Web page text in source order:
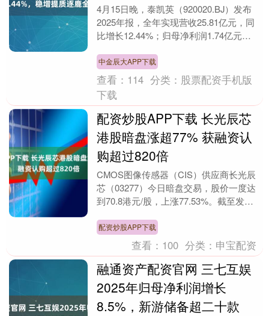
4月15日晚，泰凯英（920020.BJ）发布
2025年报，全年实现营收25.81亿元，同
比增长12.44%；归母净利润1.74亿元，
中金辰大APP下载
查看： 114 分类： 股票配资手机版
下载
配资炒股APP下载 长光辰芯
港股暗盘涨超77% 获融资认
购超过820倍
CMOS图像传感器（CIS）供应商长光辰
芯（03277）今日暗盘交易，股价一度达
到70.8港元/股，上涨77.53%。截至发
配资炒股APP下载
查看： 100 分类： 申宝配资
融通资产配资官网 三七互娱
2025年归母净利润增长
8.5%，新游储备超二十款